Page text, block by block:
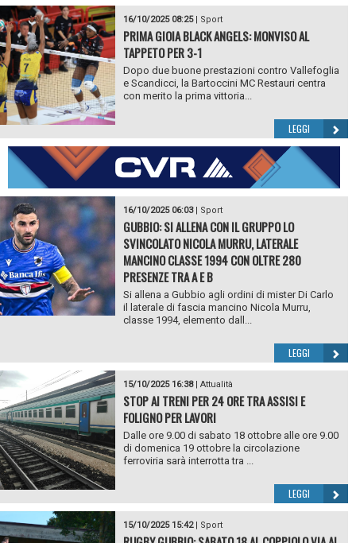
16/10/2025 08:25| Sport
PRIMA GIOIA BLACK ANGELS: MONVISO AL
TAPPETO PER 3-1
Dopo due buone prestazioni contro Vallefoglia
e Scandicci, la Bartoccini MC Restauri centra
con merito la prima vittoria...
LEGGI
16/10/2025 06:03| Sport
GUBBIO: SI ALLENA CON IL GRUPPO LO
SVINCOLATO NICOLA MURRU, LATERALE
MANCINO CLASSE 1994 CON OLTRE 280
PRESENZE TRA A E B
Si allena a Gubbio agli ordini di mister Di Carlo
il laterale di fascia mancino Nicola Murru,
classe 1994, elemento dall...
LEGGI
15/10/2025 16:38| Attualità
STOP AI TRENI PER 24 ORE TRA ASSISI E
FOLIGNO PER LAVORI
Dalle ore 9.00 di sabato 18 ottobre alle ore 9.00
di domenica 19 ottobre la circolazione
ferroviria sarà interrotta tra ...
LEGGI
15/10/2025 15:42| Sport